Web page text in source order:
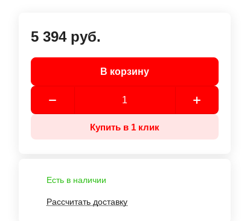
5 394 руб.
В корзину
Купить в 1 клик
Есть в наличии
Рассчитать доставку